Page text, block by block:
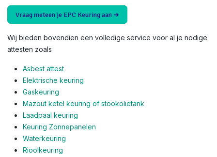
Vraag meteen je EPC Keuring aan ➜
Wij bieden bovendien een volledige service voor al je nodige
attesten zoals
Asbest attest
Elektrische keuring
Gaskeuring
Mazout ketel keuring of stookolietank
Laadpaal keuring
Keuring Zonnepanelen
Waterkeuring
Rioolkeuring